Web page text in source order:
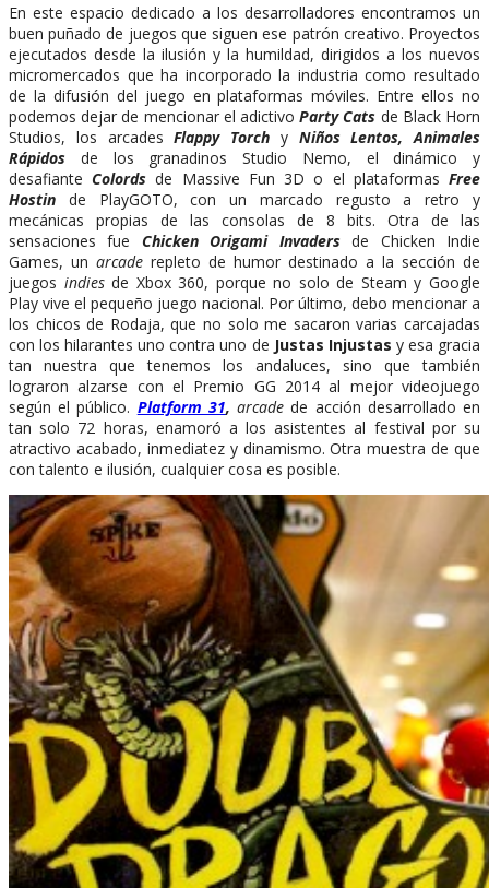
En este espacio dedicado a los desarrolladores encontramos un
buen puñado de juegos que siguen ese patrón creativo. Proyectos
ejecutados desde la ilusión y la humildad, dirigidos a los nuevos
micromercados que ha incorporado la industria como resultado
de la difusión del juego en plataformas móviles. Entre ellos no
podemos dejar de mencionar el adictivo Party Cats de Black Horn
Studios, los arcadesFlappy Torch y Niños Lentos, Animales
Rápidos de los granadinos Studio Nemo, el dinámico y
desafianteColords de Massive Fun 3D o el plataformasFree
Hostin de PlayGOTO, con un marcado regusto a retro y
mecánicas propias de las consolas de 8 bits. Otra de las
sensaciones fue
Chicken Origami Invaders de Chicken Indie
Games, un arcade repleto de humor destinado a la sección de
juegos indiesde Xbox 360, porque no solo de Steam y Google
Play vive el pequeño juego nacional. Por último, debo mencionar a
los chicos de Rodaja, que no solo me sacaron varias carcajadas
con los hilarantes uno contra uno de Justas Injustas y esa gracia
tan nuestra que tenemos los andaluces, sino que también
lograron alzarse con el Premio GG 2014 al mejor videojuego
según el público. Platform 31, arcade de acción desarrollado en
tan solo 72 horas, enamoró a los asistentes al festival por su
atractivo acabado, inmediatez y dinamismo. Otra muestra de que
con talento e ilusión, cualquier cosa es posible.